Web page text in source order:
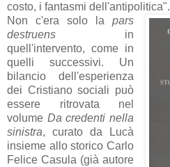
costo, i fantasmi dell'antipolitica".
Non c'era solo la pars
destruens in
quell'intervento, come in
quelli successivi. Un
bilancio dell'esperienza
dei Cristiano sociali può
essere ritrovata nel
volume Da credenti nella
sinistra, curato da Lucà
insieme allo storico Carlo
Felice Casula (già autore